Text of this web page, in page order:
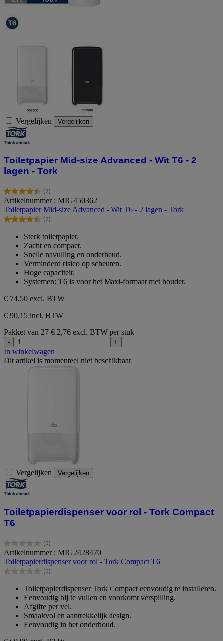
Vergelijken Vergelijken
Toiletpapier Mid-size Advanced - Wit T6 - 2
lagen - Tork
(2)
4.5
van
de
5
beoordelingen
Artikelnummer : MIG450362
Toiletpapier Mid-size Advanced - Wit T6 - 2 lagen - Tork
(2)
4.5
sterren.
beoordelingen
Sterk toiletpapier.
Zacht en compact.
Snelle navulling en onderhoud.
Verminderd risico op scheuren.
Hoge capaciteit.
Systemen: T6 is voor het Maxi-formaat met houder.
€ 74,50 excl. BTW
€ 90,15 incl. BTW
Pakket van 27 € 2,76 excl. BTW per stuk
- +
In winkelwagen
Dit artikel is momenteel niet beschikbaar
Vergelijken Vergelijken
Toiletpapierdispenser voor rol - Tork Compact
T6
(0)
0.0
van
de
5
Artikelnummer : MIG2428470
Toiletpapierdispenser voor rol - Tork Compact T6
(0)
0.0
sterren.
Toiletpapierdispenser Tork Compact eenvoudig te installeren.
Eenvoudig bij te vullen en voorkomt verspilling.
Afgifte per vel.
Smaakvol en aantrekkelijk design.
Eenvoudig in het onderhoud.